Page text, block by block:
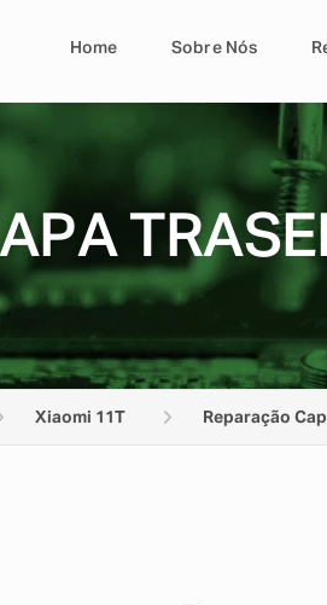
Home Sobre Nós
Xiaomi 11T Reparação